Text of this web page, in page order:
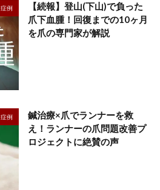
症例
【続報】登山(下山)で負った
爪下血腫！回復までの10ヶ月
を爪の専門家が解説
症例
鍼治療×爪でランナーを救
え！ランナーの爪問題改善プ
ロジェクトに絶賛の声